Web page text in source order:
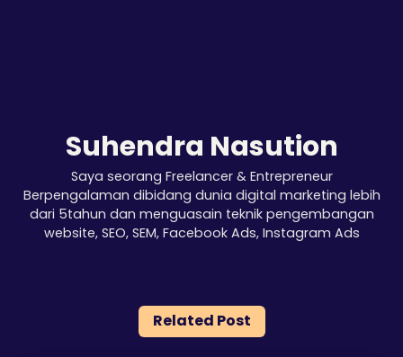
Suhendra Nasution
Saya seorang Freelancer & Entrepreneur
Berpengalaman dibidang dunia digital marketing lebih
dari 5tahun dan menguasain teknik pengembangan
website, SEO, SEM, Facebook Ads, Instagram Ads
Related Post